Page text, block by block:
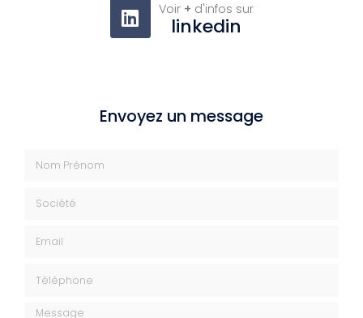
Voir + d'infos sur
linkedin
Envoyez un message
Message